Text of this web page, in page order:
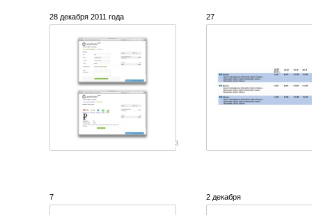
28 декабря 2011 года
3
27
7 2 декабря